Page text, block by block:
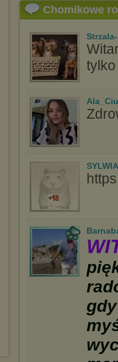
Chomikowe